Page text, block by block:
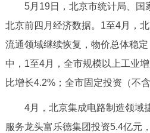
市领导 机构职能
政策兑现 政策解读
政务服务
5月19日，北京市统计局、国
北京前四月经济数据。1至4月，
流通领域继续恢复，物价总体稳
中，1至4月，全市规模以上工业
比增长4.2%；全市固定投资（不
4月，北京集成电路制造领域
服务龙头富乐德集团投资5.4亿元